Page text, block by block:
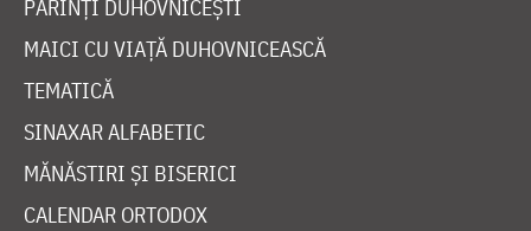
PĂRINȚI DUHOVNICEȘTI
MAICI CU VIAȚĂ DUHOVNICEASCĂ
TEMATICĂ
SINAXAR ALFABETIC
MĂNĂSTIRI ȘI BISERICI
CALENDAR ORTODOX